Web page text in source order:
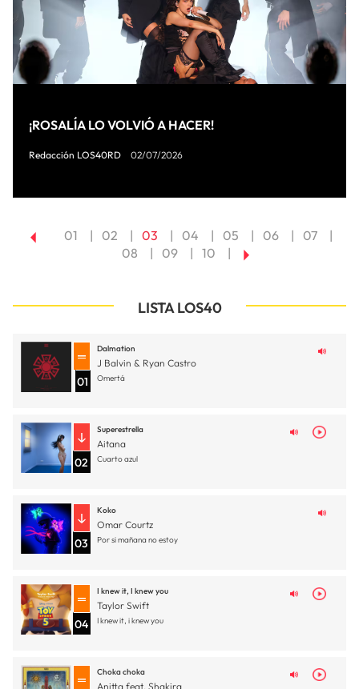
¡ROSALÍA LO VOLVIÓ A HACER!
Redacción LOS40RD 02/07/2026
01 02 03 04 05 06
07
08
09 10
LISTA LOS40
01
Dalmation
J Balvin & Ryan Castro
Omertá
02
Superestrella
Aitana
Cuarto azul
03
Koko
Omar Courtz
Por si mañana no estoy
04
I knew it, I knew you
Taylor Swift
I knew it, i knew you
Choka choka
Anitta feat. Shakira